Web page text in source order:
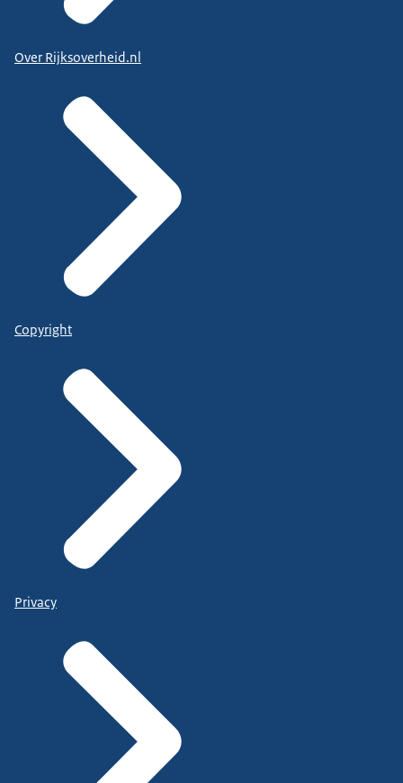
Over Rijksoverheid.nl
Copyright
Privacy